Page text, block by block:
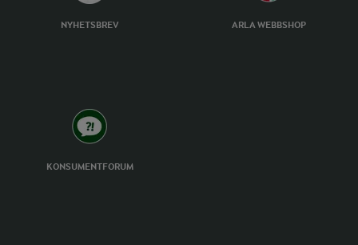
NYHETSBREV ARLA WEBBSHOP
KONSUMENTFORUM